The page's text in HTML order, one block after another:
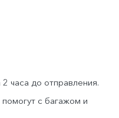
часа до отправления.
с багажом и